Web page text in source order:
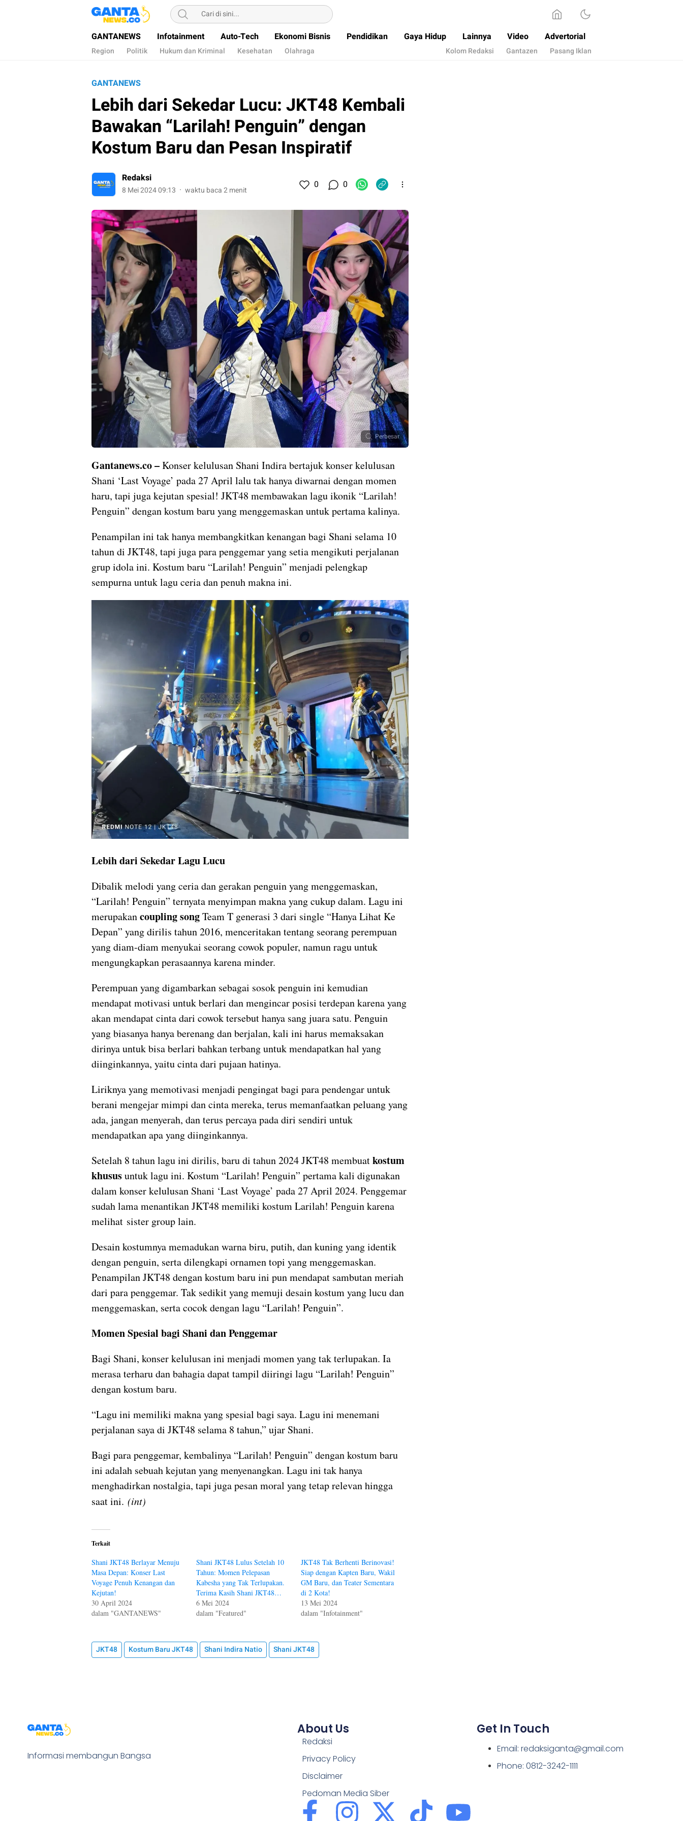
Gantanews
Informasi Membangun Bangsa
GANTANEWS Infotainment Auto-Tech Ekonomi Bisnis Pendidikan Gaya Hidup Lainnya Video Advertorial
Region Politik Hukum dan Kriminal Kesehatan Olahraga Kolom Redaksi Gantazen Pasang Iklan
GANTANEWS
Lebih dari Sekedar Lucu: JKT48 Kembali
Bawakan “Larilah! Penguin” dengan
Kostum Baru dan Pesan Inspiratif
Redaksi
8 Mei 2024 09:13 waktu baca 2 menit 0 0
Perbesar
Gantanews.co –Konser kelulusan Shani Indira bertajuk konser kelulusan
Shani ‘Last Voyage’ pada 27 April lalu tak hanya diwarnai dengan momen
haru, tapi juga kejutan spesial! JKT48 membawakan lagu ikonik “Larilah!
Penguin” dengan kostum baru yang menggemaskan untuk pertama kalinya.
Penampilan ini tak hanya membangkitkan kenangan bagi Shani selama 10
tahun di JKT48, tapi juga para penggemar yang setia mengikuti perjalanan
grup idola ini. Kostum baru “Larilah! Penguin” menjadi pelengkap
sempurna untuk lagu ceria dan penuh makna ini.
Lebih dari Sekedar Lagu Lucu
Dibalik melodi yang ceria dan gerakan penguin yang menggemaskan,
“Larilah! Penguin” ternyata menyimpan makna yang cukup dalam. Lagu ini
merupakancoupling songTeam T generasi 3 dari single “Hanya Lihat Ke
Depan” yang dirilis tahun 2016, menceritakan tentang seorang perempuan
yang diam-diam menyukai seorang cowok populer, namun ragu untuk
mengungkapkan perasaannya karena minder.
Perempuan yang digambarkan sebagai sosok penguin ini kemudian
mendapat motivasi untuk berlari dan mengincar posisi terdepan karena yang
akan mendapat cinta dari cowok tersebut hanya sang juara satu. Penguin
yang biasanya hanya berenang dan berjalan, kali ini harus memaksakan
dirinya untuk bisa berlari bahkan terbang untuk mendapatkan hal yang
diinginkannya, yaitu cinta dari pujaan hatinya.
Liriknya yang memotivasi menjadi pengingat bagi para pendengar untuk
berani mengejar mimpi dan cinta mereka, terus memanfaatkan peluang yang
ada, jangan menyerah, dan terus percaya pada diri sendiri untuk
mendapatkan apa yang diinginkannya.
Setelah 8 tahun lagu ini dirilis, baru di tahun 2024 JKT48 membuatkostum
khususuntuk lagu ini. Kostum “Larilah! Penguin” pertama kali digunakan
dalam konser kelulusan Shani ‘Last Voyage’ pada 27 April 2024. Penggemar
sudah lama menantikan JKT48 memiliki kostum Larilah! Penguin karena
melihat sister group lain.
Desain kostumnya memadukan warna biru, putih, dan kuning yang identik
dengan penguin, serta dilengkapi ornamen topi yang menggemaskan.
Penampilan JKT48 dengan kostum baru ini pun mendapat sambutan meriah
dari para penggemar. Tak sedikit yang memuji desain kostum yang lucu dan
menggemaskan, serta cocok dengan lagu “Larilah! Penguin”.
Momen Spesial bagi Shani dan Penggemar
Bagi Shani, konser kelulusan ini menjadi momen yang tak terlupakan. Ia
merasa terharu dan bahagia dapat tampil diiringi lagu “Larilah! Penguin”
dengan kostum baru.
“Lagu ini memiliki makna yang spesial bagi saya. Lagu ini menemani
perjalanan saya di JKT48 selama 8 tahun,” ujar Shani.
Bagi para penggemar, kembalinya “Larilah! Penguin” dengan kostum baru
ini adalah sebuah kejutan yang menyenangkan. Lagu ini tak hanya
menghadirkan nostalgia, tapi juga pesan moral yang tetap relevan hingga
saat ini. (int)
Terkait
Shani JKT48 Berlayar Menuju
Masa Depan: Konser Last
Voyage Penuh Kenangan dan
Kejutan!
30 April 2024
dalam "GANTANEWS"
Shani JKT48 Lulus Setelah 10
Tahun: Momen Pelepasan
Kabesha yang Tak Terlupakan.
Terima Kasih Shani JKT48…
6 Mei 2024
dalam "Featured"
JKT48 Tak Berhenti Berinovasi!
Siap dengan Kapten Baru, Wakil
GM Baru, dan Teater Sementara
di 2 Kota!
13 Mei 2024
dalam "Infotainment"
JKT48 Kostum Baru JKT48 Shani Indira Natio Shani JKT48
Informasi membangun Bangsa
About Us
Redaksi
Privacy Policy
Disclaimer
Pedoman Media Siber
Get In Touch
Email: redaksiganta@gmail.com
Phone: 0812-3242-1111